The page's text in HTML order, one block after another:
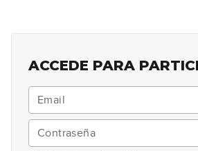
(No rompas más)
(simplificada)
ACCEDE PARA